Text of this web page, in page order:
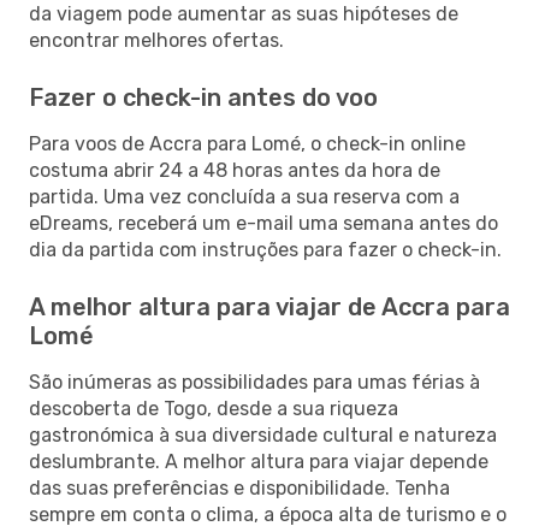
da viagem pode aumentar as suas hipóteses de
encontrar melhores ofertas.
Fazer o check-in antes do voo
Para voos de Accra para Lomé, o check-in online
costuma abrir 24 a 48 horas antes da hora de
partida. Uma vez concluída a sua reserva com a
eDreams, receberá um e-mail uma semana antes do
dia da partida com instruções para fazer o check-in.
A melhor altura para viajar de Accra para
Lomé
São inúmeras as possibilidades para umas férias à
descoberta de Togo, desde a sua riqueza
gastronómica à sua diversidade cultural e natureza
deslumbrante. A melhor altura para viajar depende
das suas preferências e disponibilidade. Tenha
sempre em conta o clima, a época alta de turismo e o